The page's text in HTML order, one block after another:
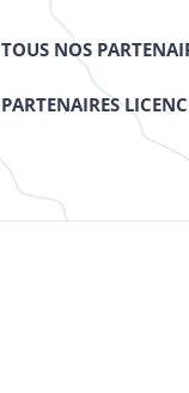
TOUS NOS
PARTENAIRES